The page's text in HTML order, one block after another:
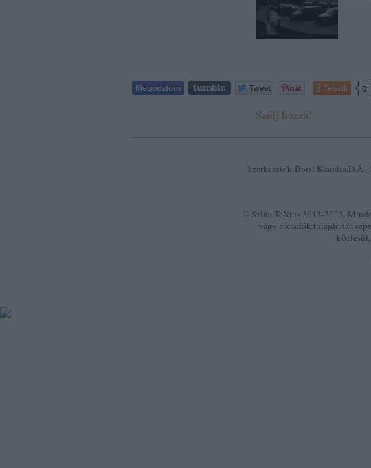
Tetszik 0
Szólj hozzá!
Szerkesztők:Borsi Klaudia,D.Á.,
© Szláv TeXtus 2013-2023.
vagy a kiadók tulajdonát